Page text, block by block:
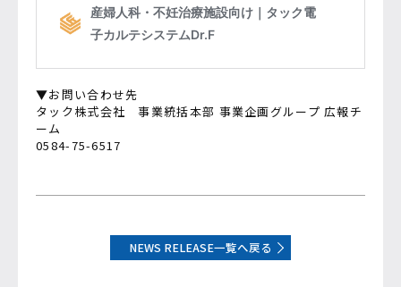
▼お問い合わせ先
タック株式会社 事業統括本部 事業企画グループ 広報チ
ーム
0584-75-6517
NEWS RELEASE一覧へ戻る